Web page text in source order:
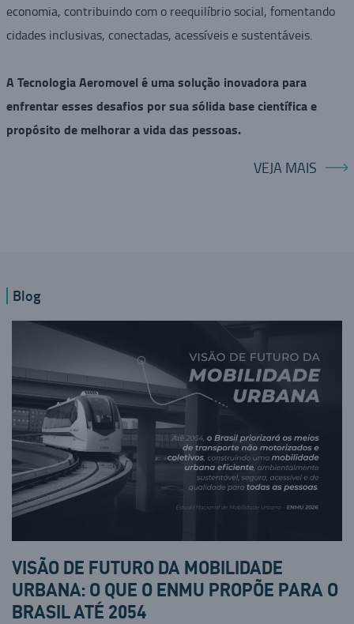
economia, contribuindo com o reequilíbrio social, fomentando
cidades inclusivas, conectadas, acessíveis e sustentáveis.
A Tecnologia Aeromovel é uma solução inovadora para
enfrentar esses desafios por sua sólida base científica e
propósito de melhorar a vida das pessoas.
VEJA MAIS
Blog
VISÃO DE FUTURO DA MOBILIDADE
URBANA: O QUE O ENMU PROPÕE PARA O
BRASIL ATÉ 2054